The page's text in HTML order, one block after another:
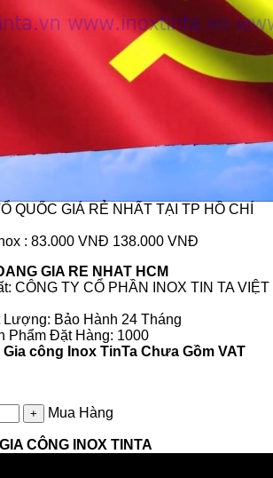
QUỐC GIÁ RẺ NHẤT TẠI TP HỒ CHÍ
: 83.000 VNĐ 138.000 VNĐ
GIA RE NHAT HCM
CÔNG TY CỔ PHẦN INOX TIN TA VIỆT
Lượng: Bảo Hành 24 Tháng
Phẩm Đặt Hàng: 1000
Gia công Inox TinTa Chưa Gồm VAT
Mua Hàng
GIA CÔNG INOX TINTA